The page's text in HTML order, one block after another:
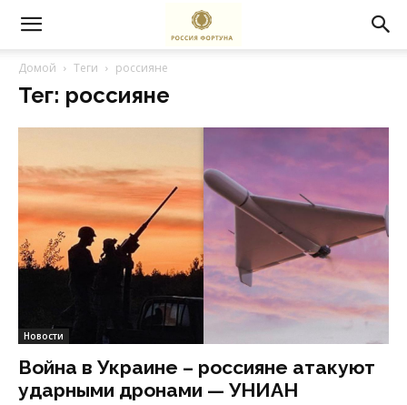
Домой Теги россияне
Тег: россияне
Новости
Война в Украине – россияне атакуют
ударными дронами — УНИАН